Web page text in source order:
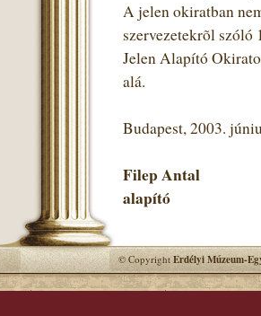
A jelen okiratban
szervezetekrõl szóló
Jelen Alapító
alá.
Budapest, 2003.
Filep Antal
alapító
© CopyrightErdélyi Múzeum-